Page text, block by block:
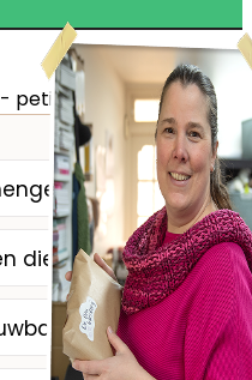
petiteknit (deens/
door De
die wij zelf zouden
verzending